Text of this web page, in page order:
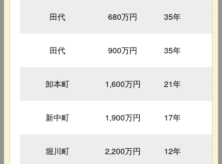
田代 680万円 35年
田代 900万円 35年
卸本町 1,600万円 21年
新中町 1,900万円 17年
堀川町 2,200万円 12年